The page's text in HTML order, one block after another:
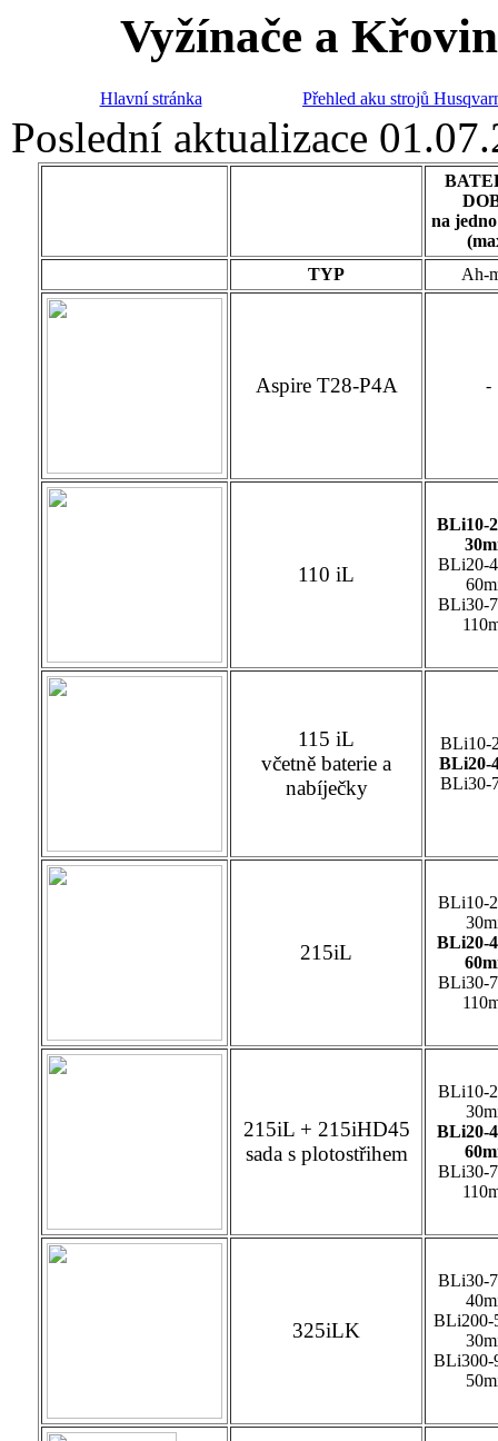
Vyžínače a
Hlavní stránka Přehled aku strojů
Poslední aktualizace
na
TYP
Ah-
Aspire T28-P4A -
110 iL
BLi10-
BLi20-
BLi30-
115 iL
včetně baterie a
nabíječky
BLi10-
BLi20-
BLi30-
215iL
BLi10-
BLi20-
BLi30-
215iL + 215iHD45
sada s plotostřihem
BLi10-
BLi20-
BLi30-
325iLK
BLi30-
BLi200-
BLi300-